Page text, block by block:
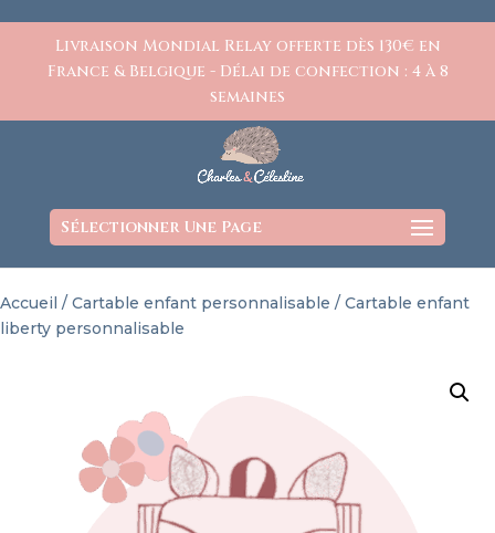
Livraison Mondial Relay offerte dès 130€ en
France & Belgique - Délai de confection : 4 à 8
semaines
Sélectionner Une Page
Accueil / Cartable enfant personnalisable / Cartable enfant
liberty personnalisable